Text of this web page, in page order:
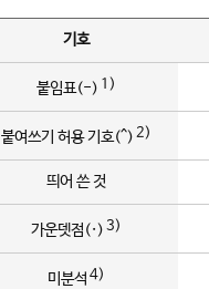
기호
붙임표(-) 1)
붙여쓰기 허용 기호(^) 2)
띄어 쓴 것
가운뎃점(·) 3)
미분석 4)